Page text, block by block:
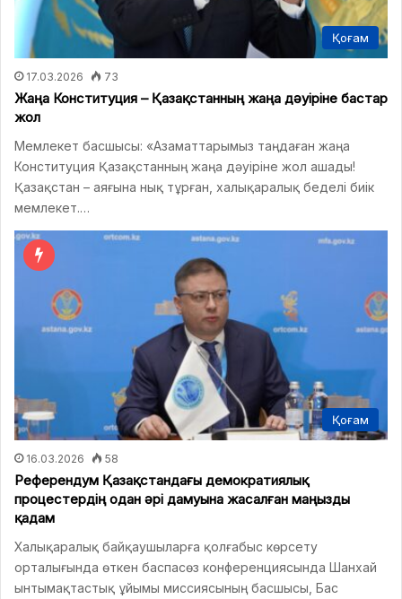
Қоғам
17.03.2026 73
Жаңа Конституция – Қазақстанның жаңа дәуіріне бастар
жол
Мемлекет басшысы: «Азаматтарымыз таңдаған жаңа
Конституция Қазақстанның жаңа дәуіріне жол ашады!
Қазақстан – аяғына нық тұрған, халықаралық беделі биік
мемлекет.…
Қоғам
16.03.2026 58
Референдум Қазақстандағы демократиялық
процестердің одан әрі дамуына жасалған маңызды
қадам
Халықаралық байқаушыларға қолғабыс көрсету
орталығында өткен баспасөз конференциясында Шанхай
ынтымақтастық ұйымы миссиясының басшысы, Бас